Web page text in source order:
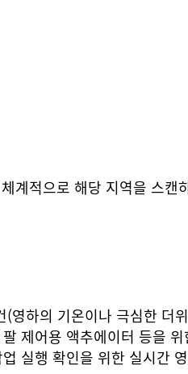
계적으로 해당 지역을 스캔
하의 기온이나 극심한 더
제어용 액추에이터 등을
실행 확인을 위한 실시간